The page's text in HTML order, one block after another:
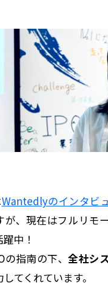
Wantedlyのインタビ
が、現在はフルリモ
中！
の指南の下、全社シ
てくれています。